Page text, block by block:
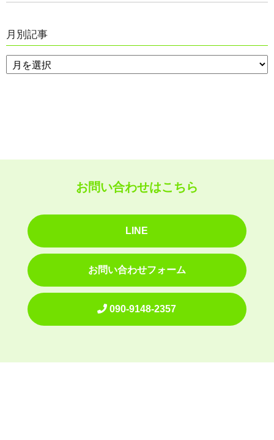
月別記事
お問い合わせはこちら
LINE
お問い合わせフォーム
090-9148-2357